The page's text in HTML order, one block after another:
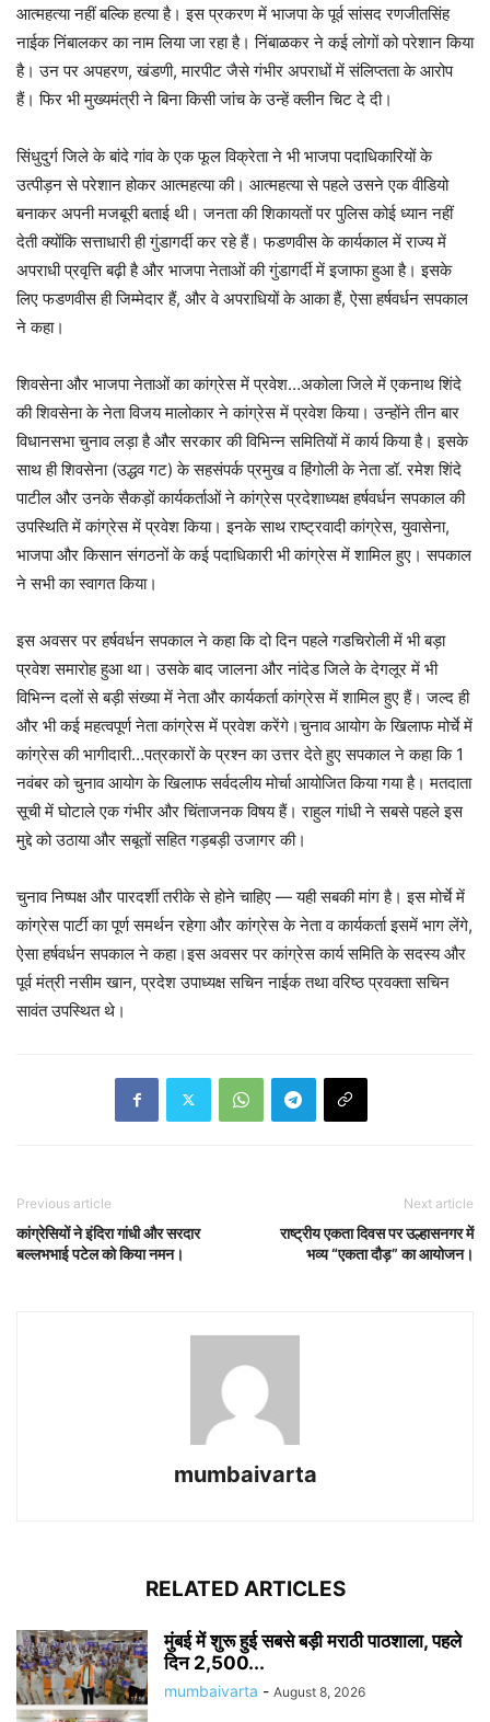
आत्महत्या नहीं बल्कि हत्या है। इस प्रकरण में भाजपा के पूर्व सांसद रणजीतसिंह
नाईक निंबालकर का नाम लिया जा रहा है। निंबाळकर ने कई लोगों को परेशान किया
है। उन पर अपहरण, खंडणी, मारपीट जैसे गंभीर अपराधों में संलिप्तता के आरोप
हैं। फिर भी मुख्यमंत्री ने बिना किसी जांच के उन्हें क्लीन चिट दे दी।
सिंधुदुर्ग जिले के बांदे गांव के एक फूल विक्रेता ने भी भाजपा पदाधिकारियों के
उत्पीड़न से परेशान होकर आत्महत्या की। आत्महत्या से पहले उसने एक वीडियो
बनाकर अपनी मजबूरी बताई थी। जनता की शिकायतों पर पुलिस कोई ध्यान नहीं
देती क्योंकि सत्ताधारी ही गुंडागर्दी कर रहे हैं। फडणवीस के कार्यकाल में राज्य में
अपराधी प्रवृत्ति बढ़ी है और भाजपा नेताओं की गुंडागर्दी में इजाफा हुआ है। इसके
लिए फडणवीस ही जिम्मेदार हैं, और वे अपराधियों के आका हैं, ऐसा हर्षवर्धन सपकाल
ने कहा।
शिवसेना और भाजपा नेताओं का कांग्रेस में प्रवेश…अकोला जिले में एकनाथ शिंदे
की शिवसेना के नेता विजय मालोकार ने कांग्रेस में प्रवेश किया। उन्होंने तीन बार
विधानसभा चुनाव लड़ा है और सरकार की विभिन्न समितियों में कार्य किया है। इसके
साथ ही शिवसेना (उद्धव गट) के सहसंपर्क प्रमुख व हिंगोली के नेता डॉ. रमेश शिंदे
पाटील और उनके सैकड़ों कार्यकर्ताओं ने कांग्रेस प्रदेशाध्यक्ष हर्षवर्धन सपकाल की
उपस्थिति में कांग्रेस में प्रवेश किया। इनके साथ राष्ट्रवादी कांग्रेस, युवासेना,
भाजपा और किसान संगठनों के कई पदाधिकारी भी कांग्रेस में शामिल हुए। सपकाल
ने सभी का स्वागत किया।
इस अवसर पर हर्षवर्धन सपकाल ने कहा कि दो दिन पहले गडचिरोली में भी बड़ा
प्रवेश समारोह हुआ था। उसके बाद जालना और नांदेड जिले के देगलूर में भी
विभिन्न दलों से बड़ी संख्या में नेता और कार्यकर्ता कांग्रेस में शामिल हुए हैं। जल्द ही
और भी कई महत्वपूर्ण नेता कांग्रेस में प्रवेश करेंगे।चुनाव आयोग के खिलाफ मोर्चे में
कांग्रेस की भागीदारी…पत्रकारों के प्रश्न का उत्तर देते हुए सपकाल ने कहा कि 1
नवंबर को चुनाव आयोग के खिलाफ सर्वदलीय मोर्चा आयोजित किया गया है। मतदाता
सूची में घोटाले एक गंभीर और चिंताजनक विषय हैं। राहुल गांधी ने सबसे पहले इस
मुद्दे को उठाया और सबूतों सहित गड़बड़ी उजागर की।
चुनाव निष्पक्ष और पारदर्शी तरीके से होने चाहिए — यही सबकी मांग है। इस मोर्चे में
कांग्रेस पार्टी का पूर्ण समर्थन रहेगा और कांग्रेस के नेता व कार्यकर्ता इसमें भाग लेंगे,
ऐसा हर्षवर्धन सपकाल ने कहा।इस अवसर पर कांग्रेस कार्य समिति के सदस्य और
पूर्व मंत्री नसीम खान, प्रदेश उपाध्यक्ष सचिन नाईक तथा वरिष्ठ प्रवक्ता सचिन
सावंत उपस्थित थे।
Previous article
कांग्रेसियों ने इंदिरा गांधी और सरदार
बल्लभभाई पटेल को किया नमन।
Next article
राष्ट्रीय एकता दिवस पर उल्हासनगर में
भव्य “एकता दौड़” का आयोजन।
mumbaivarta
RELATED ARTICLES
मुंबई में शुरू हुई सबसे बड़ी मराठी पाठशाला, पहले
दिन 2,500...
mumbaivarta - August 8, 2026